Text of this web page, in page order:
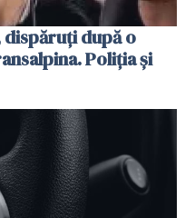
după o
Poliția și